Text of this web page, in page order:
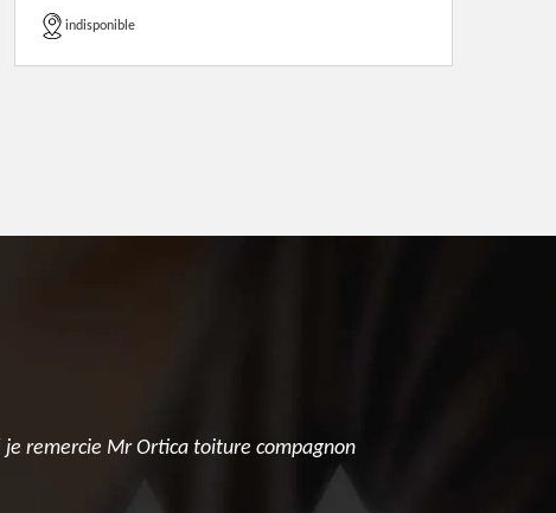
indisponible
remercie Mr Ortica toiture compagnon